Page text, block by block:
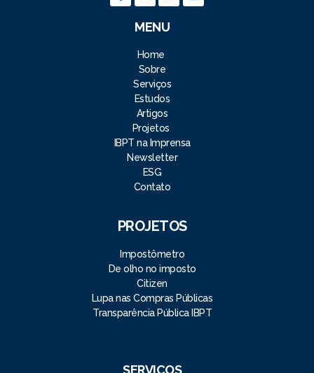
MENU
Home
Sobre
Serviços
Estudos
Artigos
Projetos
IBPT na Imprensa
Newsletter
ESG
Contato
PROJETOS
Impostômetro
De olho no imposto
Citizen
Lupa nas Compras Públicas
Transparência Pública IBPT
SERVIÇOS